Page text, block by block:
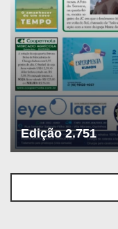
Edição 2.751